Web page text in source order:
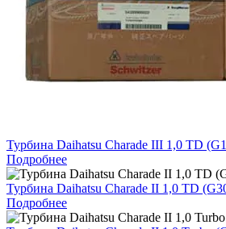
Турбина Daihatsu Charade III 1,0 TD
Подробнее
Турбина Daihatsu Charade II 1,0 TD
Подробнее